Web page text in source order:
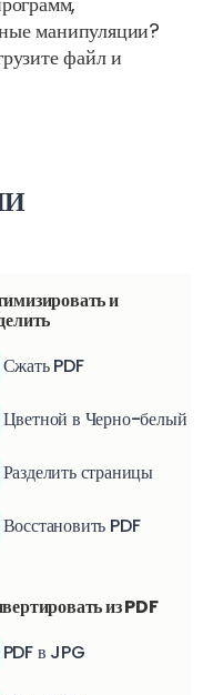
манипуляции?
файл и
и
Сжать PDF
Цветной в Черно-белый
Разделить страницы
Восстановить PDF
из PDF
PDF в JPG